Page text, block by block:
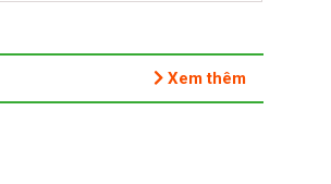
Xem thêm